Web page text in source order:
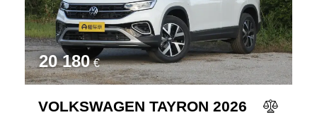
20 180 €
VOLKSWAGEN TAYRON 2026